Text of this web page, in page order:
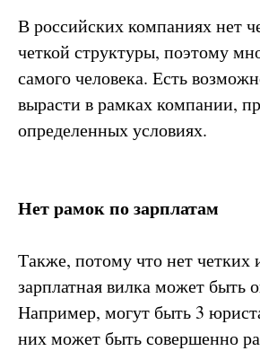
В российских компаниях нет
четкой структуры, поэтому
самого человека. Есть
вырасти в рамках компании,
определенных условиях.
Нет рамок по зарплатам
Также, потому что нет четких
зарплатная вилка может быть
Например, могут быть 3
них может быть совершенно